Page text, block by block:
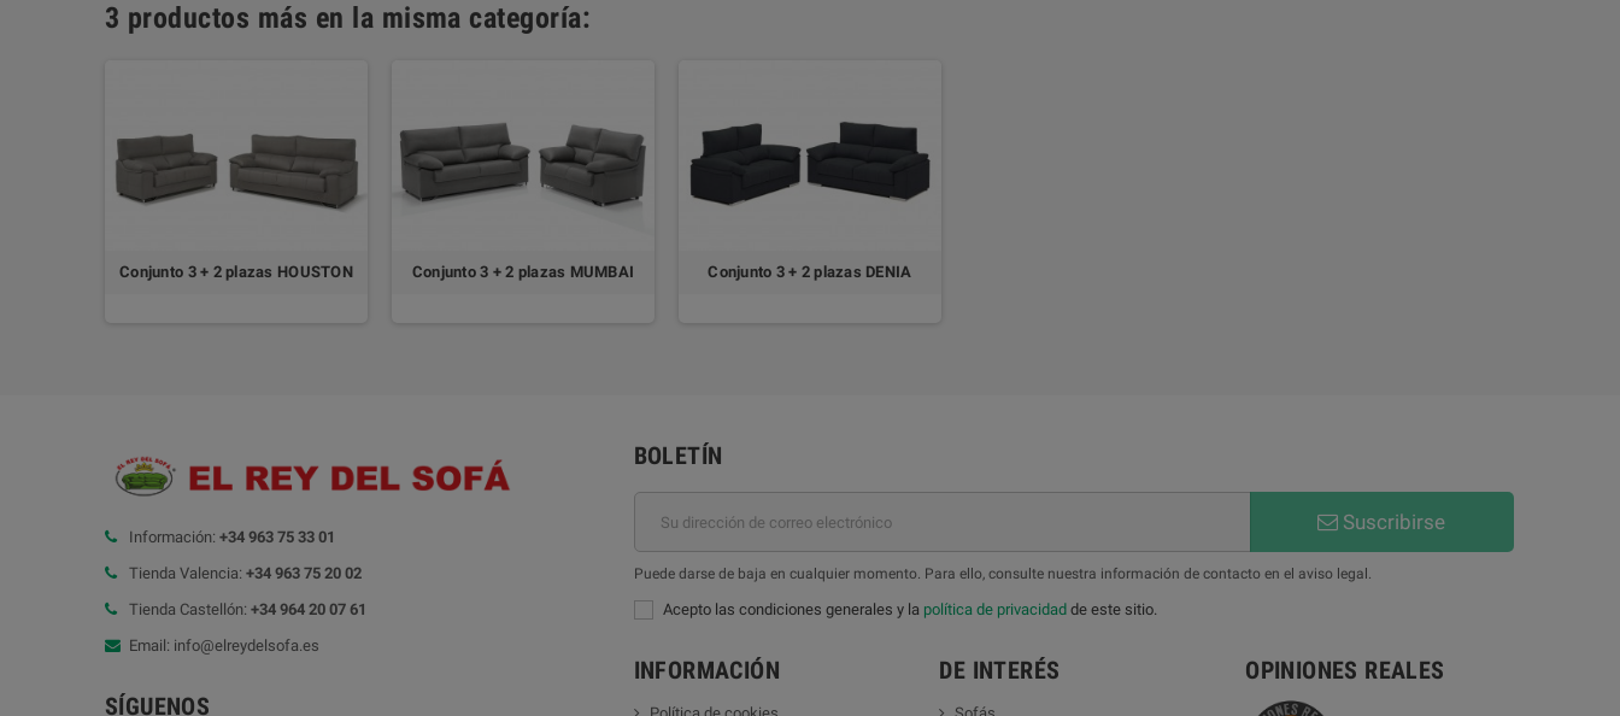
3 productos más en la misma categoría:
Conjunto 3 + 2 plazas HOUSTON Conjunto 3 + 2 plazas MUMBAI Conjunto 3 + 2 plazas DENIA
Información: +34 963 75 33 01
Tienda Valencia: +34 963 75 20 02
Tienda Castellón: +34 964 20 07 61
Email: info@elreydelsofa.es
SÍGUENOS
BOLETÍN
Suscribirse
Puede darse de baja en cualquier momento. Para ello, consulte nuestra información de contacto en el aviso legal.
Acepto las condiciones generales y la política de privacidad de este sitio.
INFORMACIÓN DE INTERÉS OPINIONES REALES